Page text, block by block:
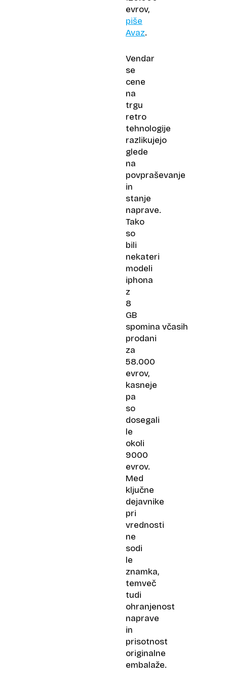
evrov,
piše
Avaz.
Vendar
se
cene
na
trgu
retro
tehnologije
razlikujejo
glede
na
povpraševanje
in
stanje
naprave.
Tako
so
bili
nekateri
modeli
iphona
z
8
GB
spomina včasih
prodani
za
58.000
evrov,
kasneje
pa
so
dosegali
le
okoli
9000
evrov.
Med
ključne
dejavnike
pri
vrednosti
ne
sodi
le
znamka,
temveč
tudi
ohranjenost
naprave
in
prisotnost
originalne
embalaže.